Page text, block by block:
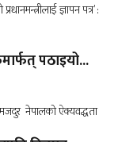
पठाइयो...